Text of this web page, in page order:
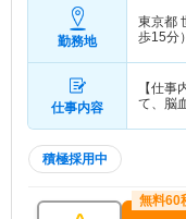
勤務地
東京都
歩15分
仕事内容
【仕
て、脳
積極採用中